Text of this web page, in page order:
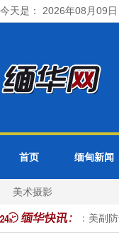
今天是： 2026年08月09日
首页 缅甸新闻
美术摄影
爆料：美副防长想